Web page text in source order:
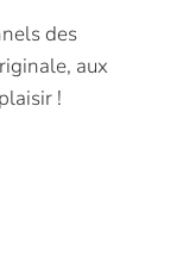
des
aux
!